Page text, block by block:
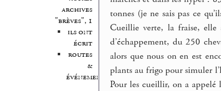
archives
"brèves", 1
ils ont
écrit
routes
&
événements
tonnes (je ne sais pas ce
Cueillie verte, la fraise,
d’échappement, du 250
alors que nous on en est
plants au frigo pour simuler
Pour les cueillir, on a appelé